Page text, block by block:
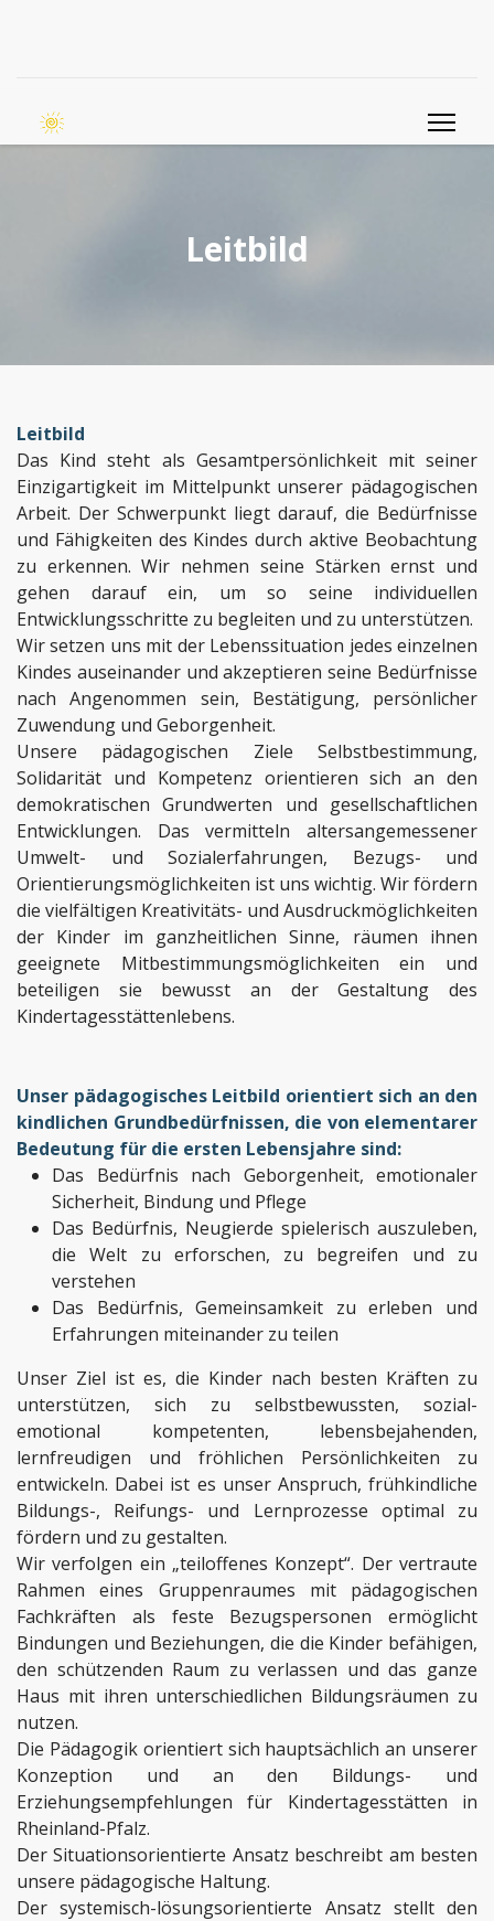
Leitbild
Leitbild
Das Kind steht als Gesamtpersönlichkeit mit seiner
Einzigartigkeit im Mittelpunkt unserer pädagogischen
Arbeit. Der Schwerpunkt liegt darauf, die Bedürfnisse
und Fähigkeiten des Kindes durch aktive Beobachtung
zu erkennen. Wir nehmen seine Stärken ernst und
gehen darauf ein, um so seine individuellen
Entwicklungsschritte zu begleiten und zu unterstützen.
Wir setzen uns mit der Lebenssituation jedes einzelnen
Kindes auseinander und akzeptieren seine Bedürfnisse
nach Angenommen sein, Bestätigung, persönlicher
Zuwendung und Geborgenheit.
Unsere pädagogischen Ziele Selbstbestimmung,
Solidarität und Kompetenz orientieren sich an den
demokratischen Grundwerten und gesellschaftlichen
Entwicklungen. Das vermitteln altersangemessener
Umwelt- und Sozialerfahrungen, Bezugs- und
Orientierungsmöglichkeiten ist uns wichtig. Wir fördern
die vielfältigen Kreativitäts- und Ausdruckmöglichkeiten
der Kinder im ganzheitlichen Sinne, räumen ihnen
geeignete Mitbestimmungsmöglichkeiten ein und
beteiligen sie bewusst an der Gestaltung des
Kindertagesstättenlebens.
Unser pädagogisches Leitbild orientiert sich an den
kindlichen Grundbedürfnissen, die von elementarer
Bedeutung für die ersten Lebensjahre sind:
Das Bedürfnis nach Geborgenheit, emotionaler
Sicherheit, Bindung und Pflege
Das Bedürfnis, Neugierde spielerisch auszuleben,
die Welt zu erforschen, zu begreifen und zu
verstehen
Das Bedürfnis, Gemeinsamkeit zu erleben und
Erfahrungen miteinander zu teilen
Unser Ziel ist es, die Kinder nach besten Kräften zu
unterstützen, sich zu selbstbewussten, sozial-
emotional kompetenten, lebensbejahenden,
lernfreudigen und fröhlichen Persönlichkeiten zu
entwickeln. Dabei ist es unser Anspruch, frühkindliche
Bildungs-, Reifungs- und Lernprozesse optimal zu
fördern und zu gestalten.
Wir verfolgen ein „teiloffenes Konzept“. Der vertraute
Rahmen eines Gruppenraumes mit pädagogischen
Fachkräften als feste Bezugspersonen ermöglicht
Bindungen und Beziehungen, die die Kinder befähigen,
den schützenden Raum zu verlassen und das ganze
Haus mit ihren unterschiedlichen Bildungsräumen zu
nutzen.
Die Pädagogik orientiert sich hauptsächlich an unserer
Konzeption und an den Bildungs- und
Erziehungsempfehlungen für Kindertagesstätten in
Rheinland-Pfalz.
Der Situationsorientierte Ansatz beschreibt am besten
unsere pädagogische Haltung.
Der systemisch-lösungsorientierte Ansatz stellt den